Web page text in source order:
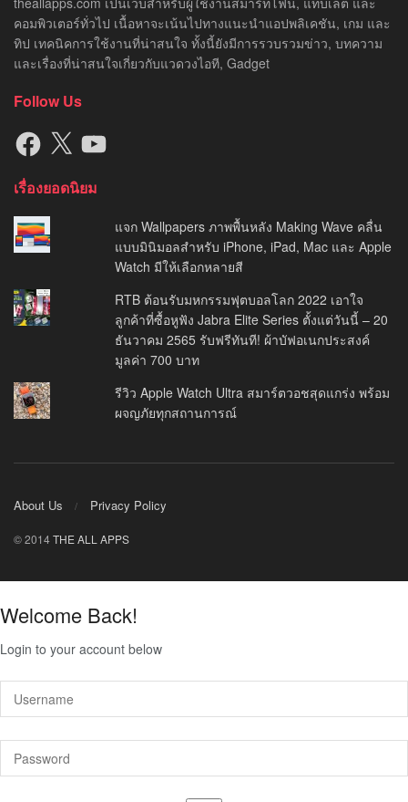
คอมพิวเตอร์ทั่วไป เนื้อหาจะเน้นไปทางแนะนำแอปพลิเคชัน, เกม และ
ทิป เทคนิคการใช้งานที่น่าสนใจ ทั้งนี้ยังมีการรวบรวมข่าว, บทความ
และเรื่องที่น่าสนใจเกี่ยวกับแวดวงไอที, Gadget
Follow Us
Facebook
X YouTube
เรื่องยอดนิยม
แจก Wallpapers ภาพพื้นหลัง Making Wave คลื่น
แบบมินิมอลสำหรับ iPhone, iPad, Mac และ Apple
Watch มีให้เลือกหลายสี
RTB ต้อนรับมหกรรมฟุตบอลโลก 2022 เอาใจ
ลูกค้าที่ซื้อหูฟัง Jabra Elite Series ตั้งแต่วันนี้ – 20
ธันวาคม 2565 รับฟรีทันที! ผ้าบัฟอเนกประสงค์
มูลค่า 700 บาท
รีวิว Apple Watch Ultra สมาร์ตวอชสุดแกร่ง พร้อม
ผจญภัยทุกสถานการณ์
About Us Privacy Policy
© 2014THE ALL APPS
Welcome Back!
Login to your account below